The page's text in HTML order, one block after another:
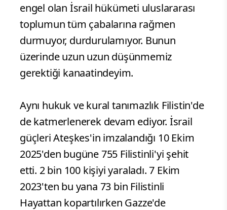
engel olan İsrail hükümeti uluslararası
toplumun tüm çabalarına rağmen
durmuyor, durdurulamıyor. Bunun
üzerinde uzun uzun düşünmemiz
gerektiği kanaatindeyim.
Aynı hukuk ve kural tanımazlık Filistin'de
de katmerlenerek devam ediyor. İsrail
güçleri Ateşkes'in imzalandığı 10 Ekim
2025'den bugüne 755 Filistinli'yi şehit
etti. 2 bin 100 kişiyi yaraladı. 7 Ekim
2023'ten bu yana 73 bin Filistinli
Hayattan kopartılırken Gazze'de